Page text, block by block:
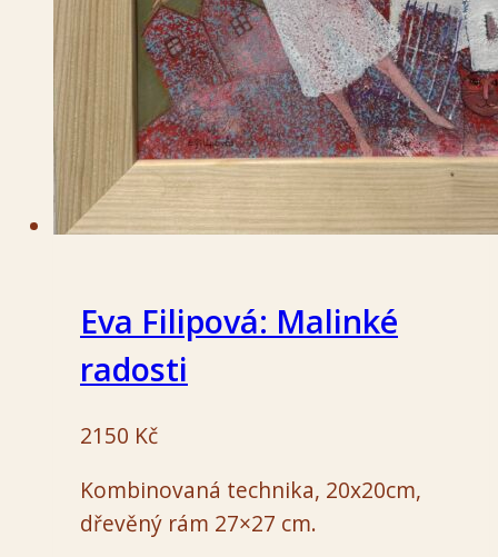
Eva Filipová: Malinké
radosti
2150 Kč
Kombinovaná technika, 20x20cm,
dřevěný rám 27×27 cm.